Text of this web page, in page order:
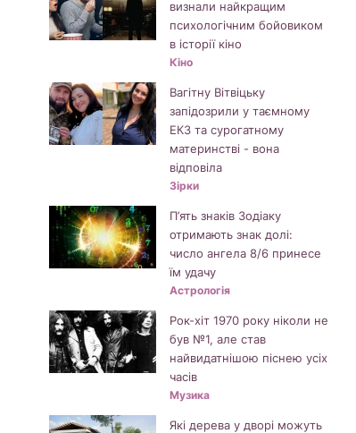
визнали найкращим
психологічним бойовиком
в історії кіно
Кіно
Вагітну Вітвіцьку
запідозрили у таємному
ЕКЗ та сурогатному
материнстві - вона
відповіла
Зірки
П’ять знаків Зодіаку
отримають знак долі:
число ангела 8/6 принесе
їм удачу
Астрологія
Рок-хіт 1970 року ніколи не
був №1, але став
найвидатнішою піснею усіх
часів
Музика
Які дерева у дворі можуть